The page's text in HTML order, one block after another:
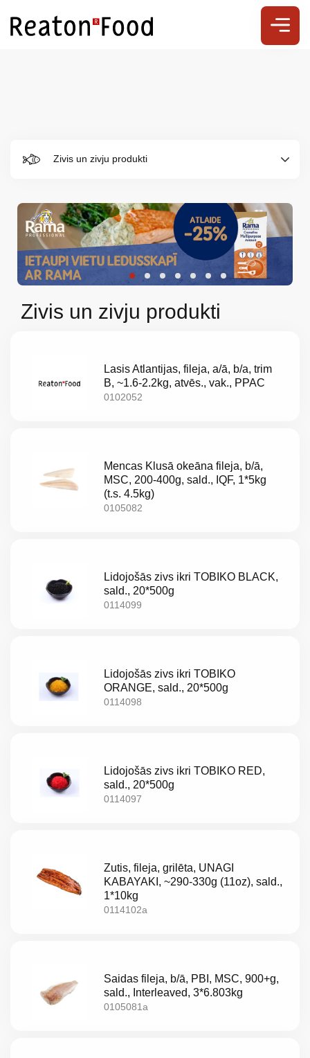
Zivis un zivju produkti
Zivis un zivju produkti
Lasis Atlantijas, fileja, a/ā, b/a, trim
B, ~1.6-2.2kg, atvēs., vak., PPAC
0102052
Mencas Klusā okeāna fileja, b/ā,
MSC, 200-400g, sald., IQF, 1*5kg
(t.s. 4.5kg)
0105082
Lidojošās zivs ikri TOBIKO BLACK,
sald., 20*500g
0114099
Lidojošās zivs ikri TOBIKO
ORANGE, sald., 20*500g
0114098
Lidojošās zivs ikri TOBIKO RED,
sald., 20*500g
0114097
Zutis, fileja, grilēta, UNAGI
KABAYAKI, ~290-330g (11oz), sald.,
1*10kg
0114102a
Saidas fileja, b/ā, PBI, MSC, 900+g,
sald., Interleaved, 3*6.803kg
0105081a
Jaunumi
Privātuma